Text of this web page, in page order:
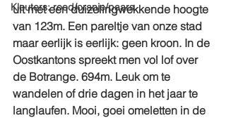
Kleuters: rood/oranje/paars
uit met een duizelingwekkende hoogte
van 123m. Een pareltje van onze stad
maar eerlijk is eerlijk: geen kroon. In de
Oostkantons spreekt men vol lof over
de Botrange. 694m. Leuk om te
wandelen of drie dagen in het jaar te
langlaufen. Mooi, goei omeletten in de